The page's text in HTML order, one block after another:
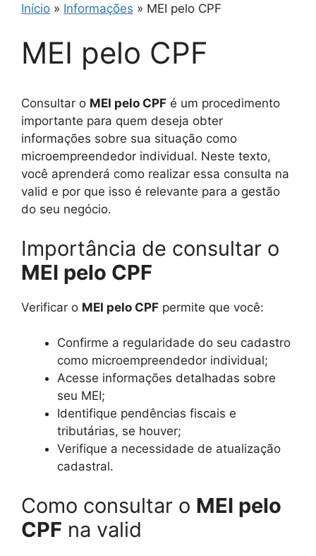
Início » Informações » MEI pelo CPF
MEI pelo CPF
Consultar o MEI pelo CPF é um procedimento
importante para quem deseja obter
informações sobre sua situação como
microempreendedor individual. Neste texto,
você aprenderá como realizar essa consulta na
valid e por que isso é relevante para a gestão
do seu negócio.
Importância de consultar o
MEI pelo CPF
Verificar o MEI pelo CPF permite que você:
Confirme a regularidade do seu cadastro
como microempreendedor individual;
Acesse informações detalhadas sobre
seu MEI;
Identifique pendências fiscais e
tributárias, se houver;
Verifique a necessidade de atualização
cadastral.
Como consultar o MEI pelo
CPF na valid